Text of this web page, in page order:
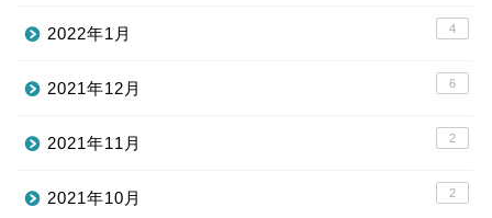
2022年1月 4
2021年12月 6
2021年11月 2
2021年10月 2